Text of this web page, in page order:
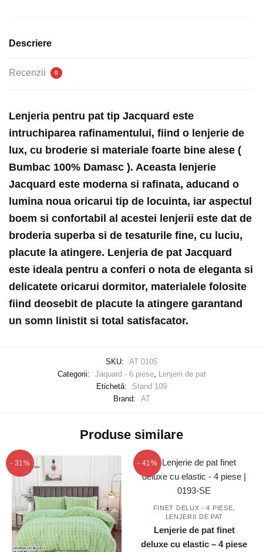
–
Descriere
Recenzii 0
Lenjeria pentru pat tip Jacquard este
intruchiparea rafinamentului, fiind o lenjerie de
lux, cu broderie si materiale foarte bine alese (
Bumbac 100% Damasc ). Aceasta lenjerie
Jacquard este moderna si rafinata, aducand o
lumina noua oricarui tip de locuinta, iar aspectul
boem si confortabil al acestei lenjerii este dat de
broderia superba si de tesaturile fine, cu luciu,
placute la atingere. Lenjeria de pat Jacquard
este ideala pentru a conferi o nota de eleganta si
delicatete oricarui dormitor, materialele folosite
fiind deosebit de placute la atingere garantand
un somn linistit si total satisfacator.
SKU:
AT 0105
Categorii:
Jaquard - 6 piese, Lenjerii de pat
Etichetă:
Stand 109
Brand:
AT
Produse similare
- 31% - 41%
FINET DELUX - 4 PIESE,
LENJERII DE PAT
Lenjerie de pat finet
deluxe cu elastic – 4 piese